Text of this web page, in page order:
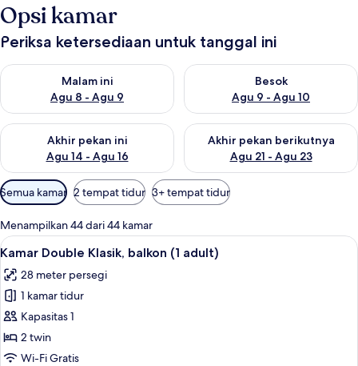
Opsi kamar
Periksa ketersediaan untuk tanggal ini
Malam ini
Agu 8 - Agu 9
Periksa ketersediaan untuk malam ini Agu 8 - Agu 9
Besok
Agu 9 - Agu 10
Periksa ketersediaan untuk
Akhir pekan ini
Agu 14 - Agu 16
Periksa ketersediaan untuk akhir pekan ini Agu 14 - Agu 16
Akhir pekan berikutnya
Agu 21 - Agu 23
Periksa ketersediaan untuk
Filter
tersedia
untuk
kamar
Semua kamar 2 tempat tidur 3+ tempat tidur
Menampilkan 44 dari 44 kamar
Lihat
semua
foto
untuk
Kamar
Double
Klasik,
Brankas, Wi-Fi gratis, dan seprai linen
7
Kamar Double Klasik, balkon (1 adult)
28 meter persegi
1 kamar tidur
Kapasitas 1
2 twin
Wi-Fi Gratis